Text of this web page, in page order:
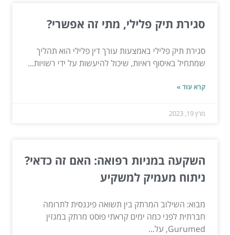
סגירת תיק פלילי, מתי זה אפשרי?
סגירת תיק פלילי באמצעות עורך דין פלילי הוא תהליך
שמתחיל באיסוף ראיות, שיכול להיעשות על ידי רשויות...
קרא עוד »
מרץ 19, 2023
השקעה במניות רפואה: האם זה כדאי?
ניתוח מעמיק למשקיע
מבוא: השילוב המרתק בין תשואה פיננסית לתרומה
חברתית לפני כמה ימים קראתי פוסט מרתק במגזין
Gurumed, על...